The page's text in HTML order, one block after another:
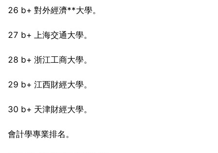
26 b+ 對外經濟**大學。
27 b+ 上海交通大學。
28 b+ 浙江工商大學。
29 b+ 江西財經大學。
30 b+ 天津財經大學。
會計學專業排名。